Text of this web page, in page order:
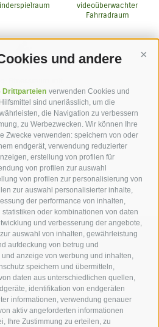
und andere
Drittparteien verwenden Cookies und
sind unerlässlich, um die
die Navigation zu verbessern
zu Werbezwecken. Wir können Ihre
Zwecke verwenden: speichern von oder
endgerät, verwendung reduzierter
erstellung von profilen für
von profilen zur auswahl
von profilen zur personalisierung von
zur auswahl personalisierter inhalte,
der performance von inhalten,
oder kombinationen von daten
und verbesserung der angebote,
auswahl von inhalten, gewährleistung
aufdeckung von betrug und
anzeige von werbung und inhalten,
speichern und übermitteln,
daten aus unterschiedlichen quellen,
identifikation von endgeräten
informationen, verwendung genauer
aktiv angeforderten informationen
Ihre Zustimmung zu erteilen, zu
videoüberwachter
Fahrradraum
Tecnogym-
Geräten
***s
st.anton ***s
Kompatscher
Anton-Str. 7
Völs am Schlern